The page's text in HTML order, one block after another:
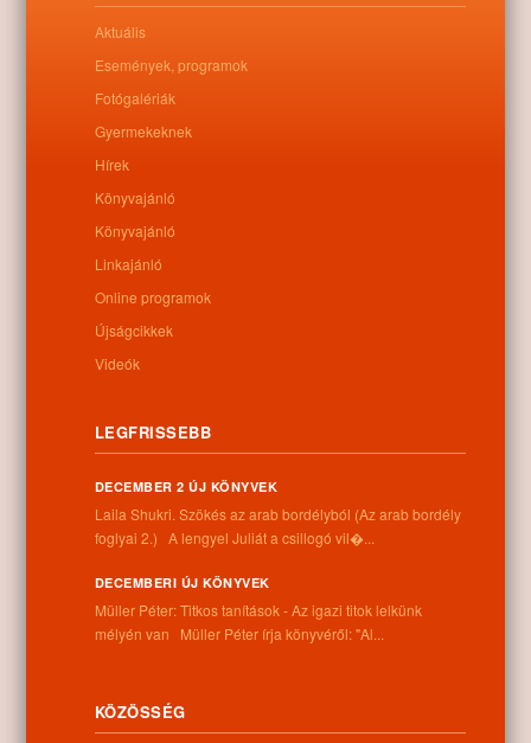
Letöltés
Kapcsolódó anyagok
Aktuális
Események, programok
Fotógalériák
Gyermekeknek
Hírek
Könyvajánló
Könyvajánló
Linkajánló
Online programok
Újságcikkek
Videók
LEGFRISSEBB
DECEMBER 2 ÚJ KÖNYVEK
Laila Shukri. Szökés ​az arab bordélyból (Az arab bordély
foglyai 2.) A lengyel Juliát a csillogó vil�...
DECEMBERI ÚJ KÖNYVEK
Müller Péter: Titkos tanítások - Az igazi titok lelkünk
mélyén van Müller Péter írja könyvéről: "Al...
KÖZÖSSÉG